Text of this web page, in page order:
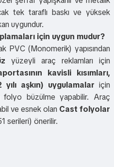
tek taraflı baskı ve yüksek
uygundur.
için uygun mudur?
PVC (Monomerik) yapısından
yüzeyli araç reklamları için
kavisli kısımları,
aşkın) uygulamalar için
folyo büzülme yapabilir. Araç
ve esnek olan Cast folyolar
serileri) önerilir.